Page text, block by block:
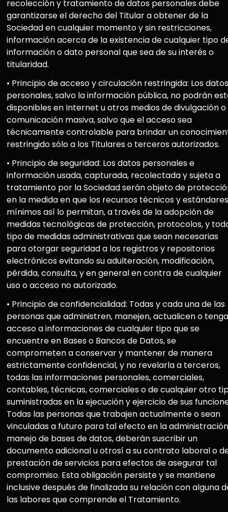
recolección y tratamiento de datos personales debe
garantizarse el derecho del Titular a obtener de la
Sociedad en cualquier momento y sin restricciones,
información acerca de la existencia de cualquier tipo
información o dato personal que sea de su interés o
titularidad.
• Principio de acceso y circulación restringida: Los datos
personales, salvo la información pública, no podrán
disponibles en Internet u otros medios de divulgación o
comunicación masiva, salvo que el acceso sea
técnicamente controlable para brindar un
restringido sólo a los Titulares o terceros autorizados.
• Principio de seguridad: Los datos personales e
información usada, capturada, recolectada y sujeta a
tratamiento por la Sociedad serán objeto de
en la medida en que los recursos técnicos y estándares
mínimos así lo permitan, a través de la adopción de
medidas tecnológicas de protección, protocolos, y
tipo de medidas administrativas que sean necesarias
para otorgar seguridad a los registros y repositorios
electrónicos evitando su adulteración, modificación,
pérdida, consulta, y en general en contra de cualquier
uso o acceso no autorizado.
• Principio de confidencialidad: Todas y cada una de las
personas que administren, manejen, actualicen o
acceso a informaciones de cualquier tipo que se
encuentre en Bases o Bancos de Datos, se
comprometen a conservar y mantener de manera
estrictamente confidencial, y no revelarla a terceros,
todas las informaciones personales, comerciales,
contables, técnicas, comerciales o de cualquier otro
suministradas en la ejecución y ejercicio de sus
Todas las personas que trabajen actualmente o sean
vinculadas a futuro para tal efecto en la
manejo de bases de datos, deberán suscribir un
documento adicional u otrosí a su contrato laboral o
prestación de servicios para efectos de asegurar tal
compromiso. Esta obligación persiste y se mantiene
inclusive después de finalizada su relación con alguna
las labores que comprende el Tratamiento.